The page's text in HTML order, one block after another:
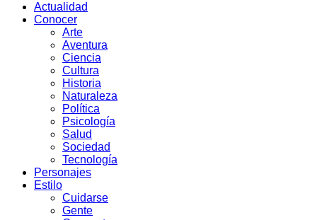
Actualidad
Conocer
Arte
Aventura
Ciencia
Cultura
Historia
Naturaleza
Política
Psicología
Salud
Sociedad
Tecnología
Personajes
Estilo
Cuidarse
Gente